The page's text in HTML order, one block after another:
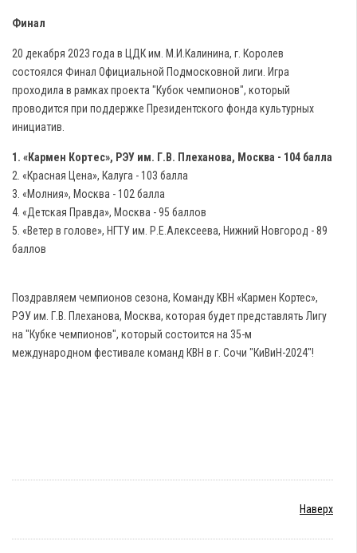
Финал
20 декабря 2023 года в ЦДК им. М.И.Калинина, г. Королев
состоялся Финал Официальной Подмосковной лиги. Игра
проходила в рамках проекта "Кубок чемпионов", который
проводится при поддержке Президентского фонда культурных
инициатив.
1. «Кармен Кортес», РЭУ им. Г.В. Плеханова, Москва - 104 балла
2. «Красная Цена», Калуга - 103 балла
3. «Молния», Москва - 102 балла
4. «Детская Правда», Москва - 95 баллов
5. «Ветер в голове», НГТУ им. Р.Е.Алексеева, Нижний Новгород - 89
баллов
Поздравляем чемпионов сезона, Команду КВН «Кармен Кортес»,
РЭУ им. Г.В. Плеханова, Москва, которая будет представлять Лигу
на "Кубке чемпионов", который состоится на 35-м
международном фестивале команд КВН в г. Сочи "КиВиН-2024"!
Наверх